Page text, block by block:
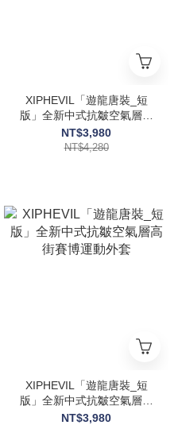
XIPHEVIL「遊龍唐裝_短
版」全新中式抗皺空氣層高
街賽博運動外套
NT$3,980
NT$4,280
XIPHEVIL「遊龍唐裝_短
版」全新中式抗皺空氣層高
街賽博運動外套
NT$3,980